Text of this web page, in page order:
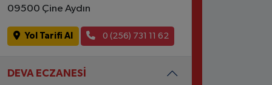
09500 Çine Aydın
Yol Tarifi Al 0 (256) 731 11 62
DEVA ECZANESİ